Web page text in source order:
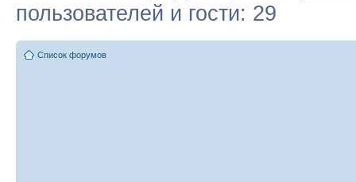
пользователей и гости: 29
Список форумов